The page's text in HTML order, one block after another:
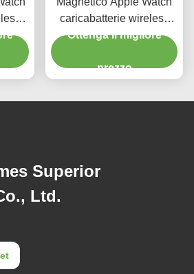
caricabatterie wireless
Iwatch caricabatterie
Ottenga il migliore
prezzo
Superior
Ltd.